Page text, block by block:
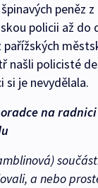
peněz
policii až do
našli policisté
si je nevydělala.
na
a nebo